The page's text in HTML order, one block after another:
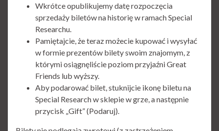
Wkrótce opublikujemy datę rozpoczęcia
sprzedaży biletów na historię w ramach Special
Researchu.
Pamiętajcie, że teraz możecie kupować i wysyłać
w formie prezentów bilety swoim znajomym, z
którymi osiągnęliście poziom przyjaźni Great
Friends lub wyższy.
Aby podarować bilet, stuknijcie ikonę biletu na
Special Research w sklepie w grze, a następnie
przycisk „Gift” (Podaruj).